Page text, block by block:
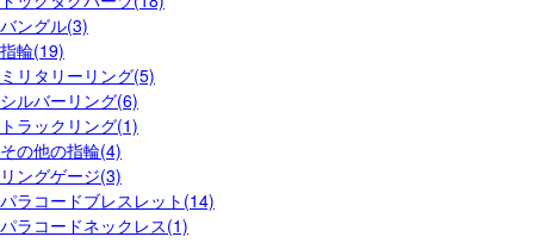
バングル(3)
指輪(19)
ミリタリーリング(5)
シルバーリング(6)
トラックリング(1)
その他の指輪(4)
リングゲージ(3)
パラコードブレスレット(14)
パラコードネックレス(1)